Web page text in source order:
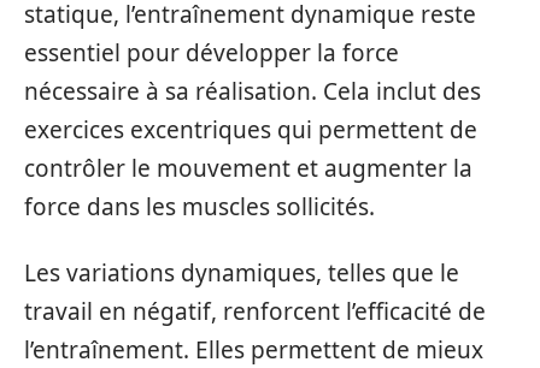
statique, l’entraînement dynamique reste
essentiel pour développer la force
nécessaire à sa réalisation. Cela inclut des
exercices excentriques qui permettent de
contrôler le mouvement et augmenter la
force dans les muscles sollicités.
Les variations dynamiques, telles que le
travail en négatif, renforcent l’efficacité de
l’entraînement. Elles permettent de mieux